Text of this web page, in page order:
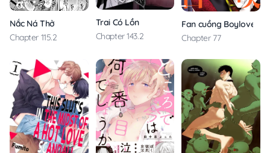
Nắc Ná Thở
Chapter 115.2
Trai Có Lồn
Chapter 143.2
Fan cuồng Boylove bị
Chapter 77